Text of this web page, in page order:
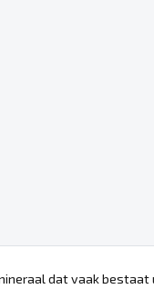
dat vaak bestaat